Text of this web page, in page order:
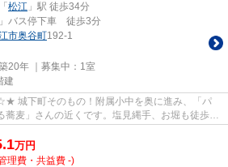
「 松江 」駅 徒歩34分
」バス停下車 徒歩3分
市奥谷町192-1
20年 ｜募集中： 1室
建
「パ
蕎麦」さんの近くです。塩見縄手、お堀も徒歩圏
万円
理費・共益費 -)